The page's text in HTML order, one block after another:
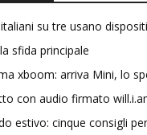
su tre usano
sfida principale
xboom: arriva Mini, lo
con audio firmato
estivo: cinque consigli